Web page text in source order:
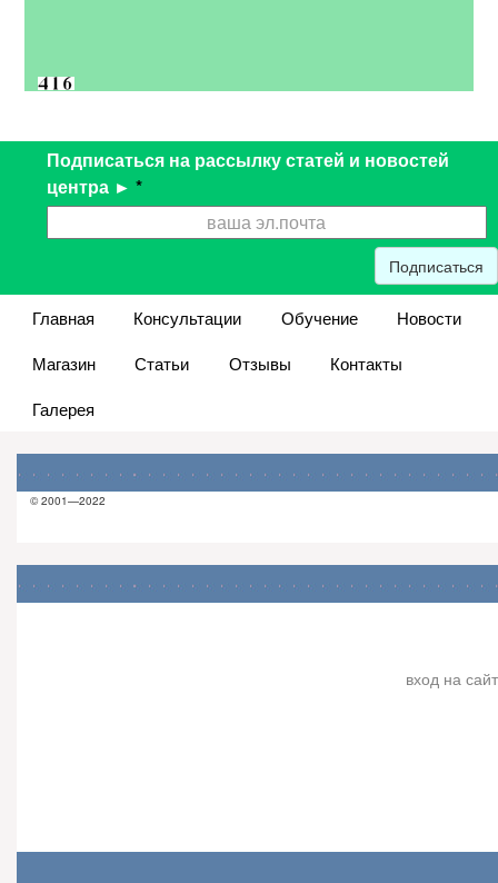
Подписаться на рассылку статей и новостей
центра ► *
Подписаться
Главная Консультации Обучение
Новости
Магазин
Статьи Отзывы
Контакты
Галерея
© 2001—2022
вход на сайт